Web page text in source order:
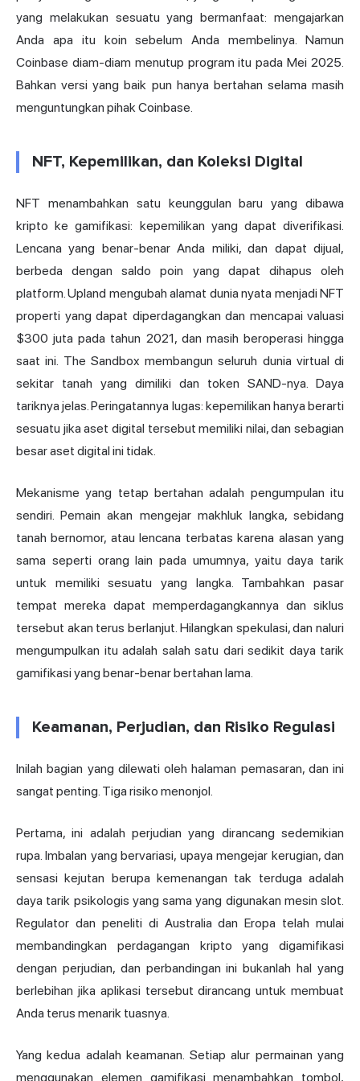
yang melakukan sesuatu yang bermanfaat: mengajarkan
Anda apa itu koin sebelum Anda membelinya. Namun
Coinbase diam-diam menutup program itu pada Mei 2025.
Bahkan versi yang baik pun hanya bertahan selama masih
menguntungkan pihak Coinbase.
NFT, Kepemilikan, dan Koleksi Digital
NFT menambahkan satu keunggulan baru yang dibawa
kripto ke gamifikasi: kepemilikan yang dapat diverifikasi.
Lencana yang benar-benar Anda miliki, dan dapat dijual,
berbeda dengan saldo poin yang dapat dihapus oleh
platform. Upland mengubah alamat dunia nyata menjadi NFT
properti yang dapat diperdagangkan dan mencapai valuasi
$300 juta pada tahun 2021, dan masih beroperasi hingga
saat ini. The Sandbox membangun seluruh dunia virtual di
sekitar tanah yang dimiliki dan token SAND-nya. Daya
tariknya jelas. Peringatannya lugas: kepemilikan hanya berarti
sesuatu jika aset digital tersebut memiliki nilai, dan sebagian
besar aset digital ini tidak.
Mekanisme yang tetap bertahan adalah pengumpulan itu
sendiri. Pemain akan mengejar makhluk langka, sebidang
tanah bernomor, atau lencana terbatas karena alasan yang
sama seperti orang lain pada umumnya, yaitu daya tarik
untuk memiliki sesuatu yang langka. Tambahkan pasar
tempat mereka dapat memperdagangkannya dan siklus
tersebut akan terus berlanjut. Hilangkan spekulasi, dan naluri
mengumpulkan itu adalah salah satu dari sedikit daya tarik
gamifikasi yang benar-benar bertahan lama.
Keamanan, Perjudian, dan Risiko Regulasi
Inilah bagian yang dilewati oleh halaman pemasaran, dan ini
sangat penting. Tiga risiko menonjol.
Pertama, ini adalah perjudian yang dirancang sedemikian
rupa. Imbalan yang bervariasi, upaya mengejar kerugian, dan
sensasi kejutan berupa kemenangan tak terduga adalah
daya tarik psikologis yang sama yang digunakan mesin slot.
Regulator dan peneliti di Australia dan Eropa telah mulai
membandingkan perdagangan kripto yang digamifikasi
dengan perjudian, dan perbandingan ini bukanlah hal yang
berlebihan jika aplikasi tersebut dirancang untuk membuat
Anda terus menarik tuasnya.
Yang kedua adalah keamanan. Setiap alur permainan yang
menggunakan elemen gamifikasi menambahkan tombol,